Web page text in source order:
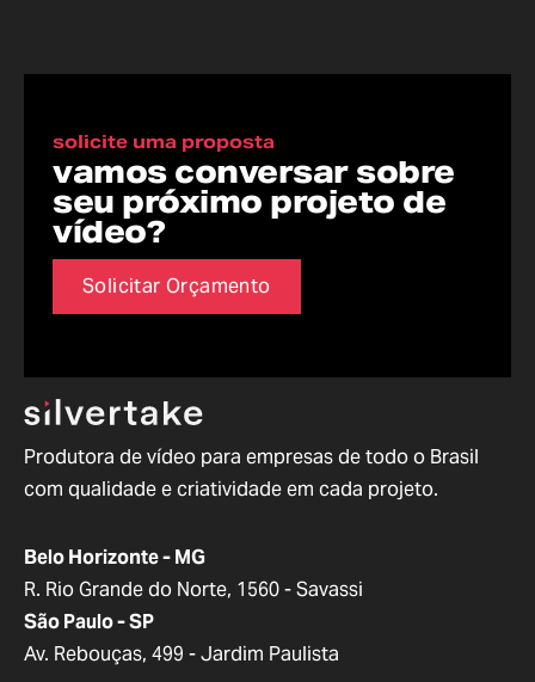
solicite uma proposta
vamos conversar sobre
seu próximo projeto de
vídeo?
Solicitar Orçamento
Produtora de vídeo para empresas de todo o Brasil
com qualidade e criatividade em cada projeto.
Belo Horizonte - MG
R. Rio Grande do Norte, 1560 - Savassi
São Paulo - SP
Av. Rebouças, 499 - Jardim Paulista